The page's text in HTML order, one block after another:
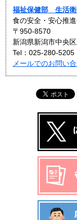
福祉保健部 生活衛
食の安全・安心推
〒950-8570
新潟県新潟市中央
Tel：025-280-5205
メールでのお問い